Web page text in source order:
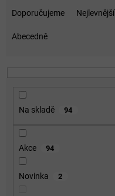
Doporučujeme Nejlevnější
Abecedně
Na skladě 94
Akce 94
Novinka 2